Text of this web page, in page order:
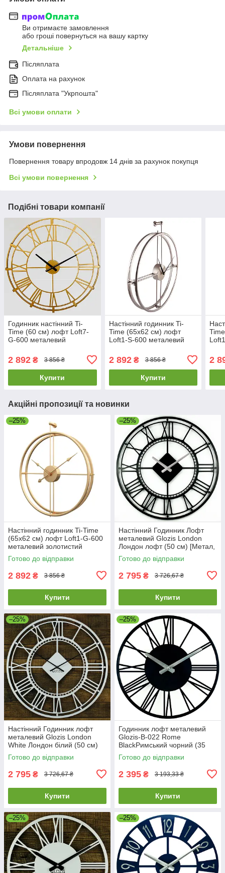
Ви отримаєте замовлення
або гроші повернуться на вашу картку
Детальніше
Післяплата
Оплата на рахунок
Післяплата "Укрпошта"
Всі умови оплати
Умови повернення
Повернення товару впродовж 14 днів за рахунок покупця
Всі умови повернення
Подібні товари компанії
Годинник настінний Ti-
Time (60 см) лофт Loft7-
G-600 металевий
2 892 ₴ 3 856 ₴
Купити
Настінний годинник Ti-
Time (65х62 см) лофт
Loft1-S-600 металевий
2 892₴ 3 856 ₴
Купити
2
Акційні пропозиції та новинки
–25%
Настінний годинник Ti-Time
(65х62 см) лофт Loft1-G-600
металевий золотистий
Готово до відправки
2 892 ₴ 3 856 ₴
Купити
–25%
Настінний Годинник Лофт
металевий Glozis London
Лондон лофт (50 см) [Метал,
Кольори]
Готово до відправки
2 795 ₴ 3 726,67 ₴
Купити
–25%
Настінний Годинник лофт
металевий Glozis London
White Лондон білий (50 см)
[Метал, Кольори]
Готово до відправки
2 795 ₴ 3 726,67 ₴
Купити
–25%
Годинник лофт металевий
Glozis-B-022 Rome
BlackРимський чорний (35
см) [Метал, Кольори]
Готово до відправки
2 395 ₴ 3 193,33 ₴
Купити
–25% –25%